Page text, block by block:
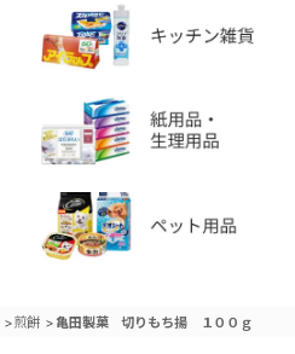
>煎餅 > 亀田製菓 切りもち揚 １００ｇ